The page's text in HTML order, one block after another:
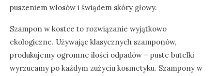
puszeniem włosów i świądem skóry głowy.
Szampon w kostce to rozwiązanie wyjątkowo
ekologiczne. Używając klasycznych szamponów,
produkujemy ogromne ilości odpadów – puste butelki
wyrzucamy po każdym zużyciu kosmetyku. Szampony w